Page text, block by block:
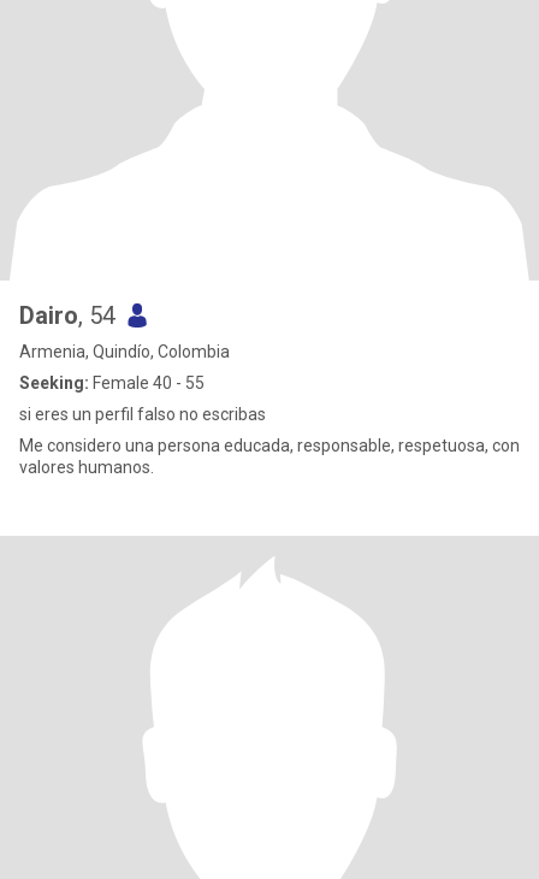
Dairo, 54
Armenia, Quindío, Colombia
Seeking: Female 40 - 55
si eres un perfil falso no escribas
Me considero una persona educada, responsable, respetuosa, con
valores humanos.